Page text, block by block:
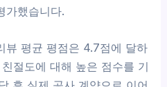
가했습니다.
뷰 평균 평점은 4.7점에 달하
절도에 대해 높은 점수를 기